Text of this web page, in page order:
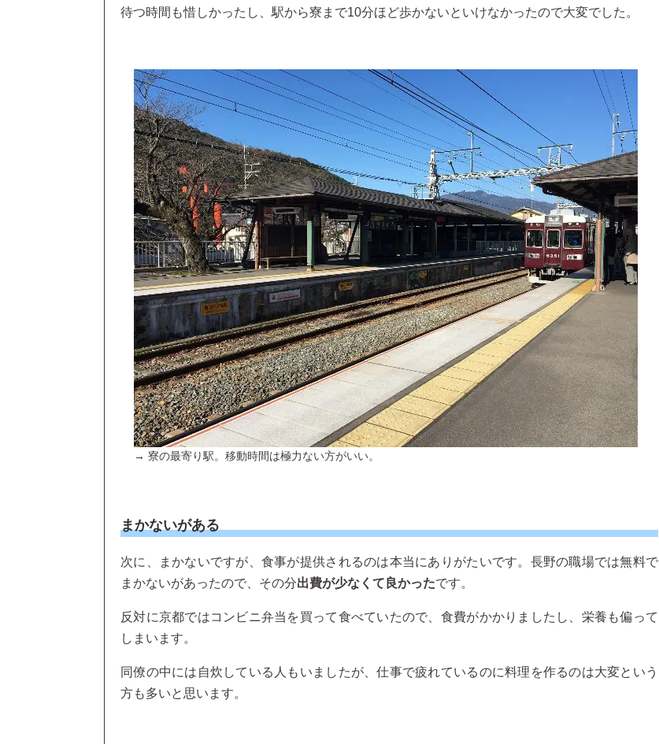
待つ時間も惜しかったし、駅から寮まで10分ほど歩かないといけなかったので大変でした。
→ 寮の最寄り駅。移動時間は極力ない方がいい。
まかないがある
次に、まかないですが、食事が提供されるのは本当にありがたいです。長野の職場では無料で
まかないがあったので、その分出費が少なくて良かったです。
反対に京都ではコンビニ弁当を買って食べていたので、食費がかかりましたし、栄養も偏って
しまいます。
同僚の中には自炊している人もいましたが、仕事で疲れているのに料理を作るのは大変という
方も多いと思います。